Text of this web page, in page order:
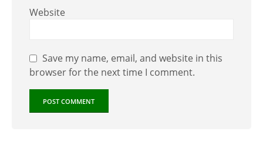
Website
Save my name, email, and website in this
browser for the next time I comment.